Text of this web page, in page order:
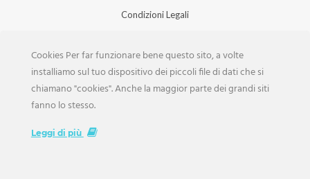
Condizioni Legali
Iscrizione Aziende
Scarica la Rivista
Cookies Per far funzionare bene questo sito, a volte
installiamo sul tuo dispositivo dei piccoli file di dati che si
chiamano "cookies". Anche la maggior parte dei grandi siti
fanno lo stesso.
Leggi di più